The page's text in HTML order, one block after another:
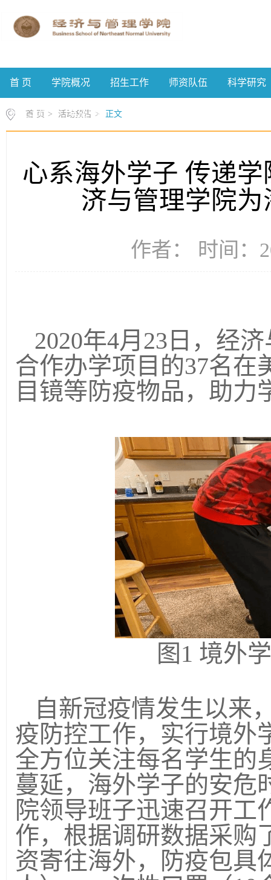
首 页 学院概况 招生工作 师资队伍 科学研究
校友工作 案例中心
首 页 > 活动预告 > 正文
心系海外学子 传递
济与管理学院
作者： 时间：
2020年4月 23 日，经
合作办学项目的37名在
目镜等防疫物品，助力
图 1 境外
自新冠疫情发生以来
疫防控工作，实行境外
全方位关注每名学生的
蔓延，海外学子的安危
院领导班子迅速召开工
作，根据调研数据采购
资寄往海外，防疫包具